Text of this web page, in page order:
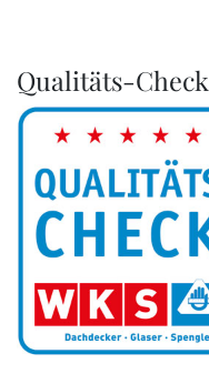
Qualitäts-Check